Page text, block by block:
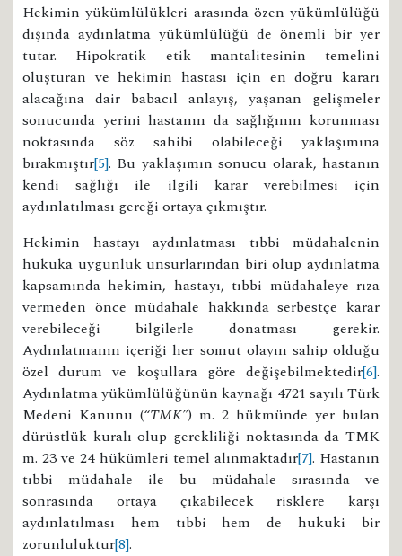
Hekimin yükümlülükleri arasında özen yükümlülüğü
dışında aydınlatma yükümlülüğü de önemli bir yer
tutar. Hipokratik etik mantalitesinin temelini
oluşturan ve hekimin hastası için en doğru kararı
alacağına dair babacıl anlayış, yaşanan gelişmeler
sonucunda yerini hastanın da sağlığının korunması
noktasında söz sahibi olabileceği yaklaşımına
bırakmıştır[5]. Bu yaklaşımın sonucu olarak, hastanın
kendi sağlığı ile ilgili karar verebilmesi için
aydınlatılması gereği ortaya çıkmıştır.
Hekimin hastayı aydınlatması tıbbi müdahalenin
hukuka uygunluk unsurlarından biri olup aydınlatma
kapsamında hekimin, hastayı, tıbbi müdahaleye rıza
vermeden önce müdahale hakkında serbestçe karar
verebileceği bilgilerle donatması gerekir.
Aydınlatmanın içeriği her somut olayın sahip olduğu
özel durum ve koşullara göre değişebilmektedir[6].
Aydınlatma yükümlülüğünün kaynağı 4721 sayılı Türk
Medeni Kanunu (“TMK”) m. 2 hükmünde yer bulan
dürüstlük kuralı olup gerekliliği noktasında da TMK
m. 23 ve 24 hükümleri temel alınmaktadır[7]. Hastanın
tıbbi müdahale ile bu müdahale sırasında ve
sonrasında ortaya çıkabilecek risklere karşı
aydınlatılması hem tıbbi hem de hukuki bir
zorunluluktur[8].